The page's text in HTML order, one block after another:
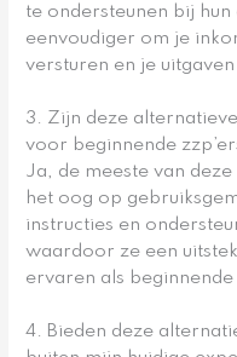
te ondersteunen bij
eenvoudiger om je
versturen en je
3. Zijn deze
voor beginnende
Ja, de meeste van
het oog op
instructies en
waardoor ze een
ervaren als beginnende
4. Bieden deze